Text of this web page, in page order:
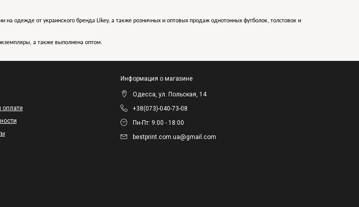
одежде от украинского бренда Likey, а также розничных и оптовых продаж однотонных футболок, толстовок и
а также выполнена оптом.
оплате
Информация о магазине
Одесса, ул. Польская, 14
+38(073)-040-73-08
Пн-Пт: 9:00 - 18:00
bestprint.com.ua@gmail.com